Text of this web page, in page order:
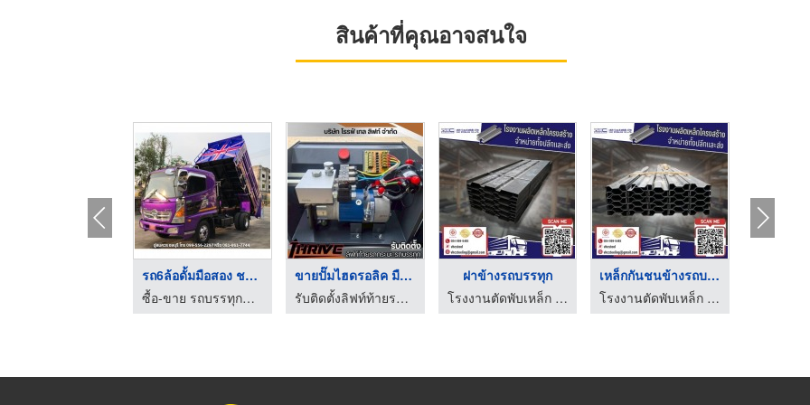
สินค้าที่คุณอาจสนใจ
เหล็กกันชนข้างรถบรรท ...
โรงงานตัดพับเหล็ก - วี.เอช.ซี สตีลลิ่ง
อะไหล่รถแบ็คโฮ ช่วงล ...
จำหน่ายอะไหล่แบ็คโฮ แทรคเตอร์ - ทวีสิน แทรคเตอร์
จำหน่ายอะไหล่แบ็คโฮ แทรคเตอร์ - ทวีสิน แทรคเตอร์
อะไหล่บุ้งกี๋รถแบ็คโ ...
จำหน่ายอะไหล่แบ็คโฮ แทรคเตอร์ - ทวีสิน แทรคเตอร์